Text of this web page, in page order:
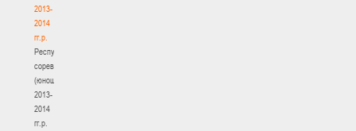
2013-
2014
гг.р.
Республиканские
соревнования
(юноши)
2013-
2014
гг.р.